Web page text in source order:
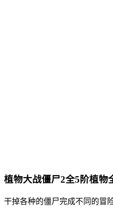
植物大战僵尸2全5阶植物
干掉各种的僵尸完成不同的冒